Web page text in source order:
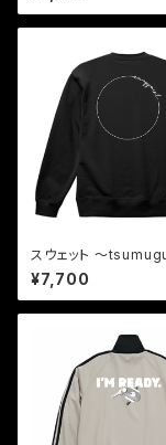
スウェット 〜
¥7,700